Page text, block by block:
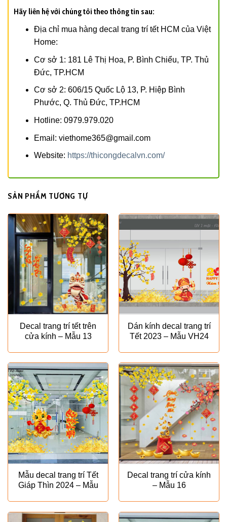
Hãy liên hệ với chúng tôi theo thông tin sau:
Địa chỉ mua hàng decal trang trí tết HCM của Việt
Home:
Cơ sở 1: 181 Lê Thị Hoa, P. Bình Chiểu, TP. Thủ
Đức, TP.HCM
Cơ sở 2: 606/15 Quốc Lộ 13, P. Hiệp Bình
Phước, Q. Thủ Đức, TP.HCM
Hotline: 0979.979.020
Email: viethome365@gmail.com
Website: https://thicongdecalvn.com/
SẢN PHẨM TƯƠNG TỰ
Decal trang trí tết trên
cửa kính – Mẫu 13
Dán kính decal trang trí
Tết 2023 – Mẫu VH24
Mẫu decal trang trí Tết
Giáp Thìn 2024 – Mẫu
Decal trang trí cửa kính
– Mẫu 16